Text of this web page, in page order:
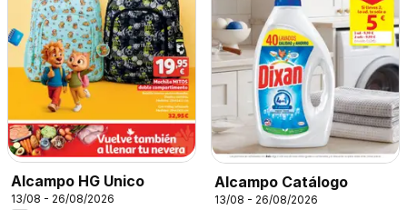
Alcampo HG Unico
13/08 - 26/08/2026
Alcampo Catálogo
13/08 - 26/08/2026